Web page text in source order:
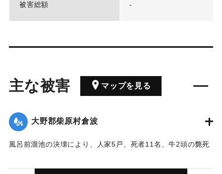
被害総額 -
主な被害 マップを見る
大野郡柴原村倉波
風呂前溜池の決壊により、人家5戸、死者11名、牛2頭の斃死
うの山」の8合目まで突かけ、河向集落の5戸のうち、蔵1棟を